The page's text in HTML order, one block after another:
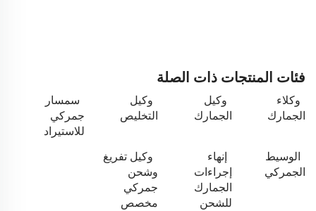
فئات المنتجات ذات الصلة
وكلاء
الجمارك
وكيل
الجمارك
وكيل
التخليص
سمسار
جمركي
للاستيراد
الوسيط
الجمركي
إنهاء
إجراءات
الجمارك
للشحن
وكيل تفريغ
وشحن
جمركي
مخصص